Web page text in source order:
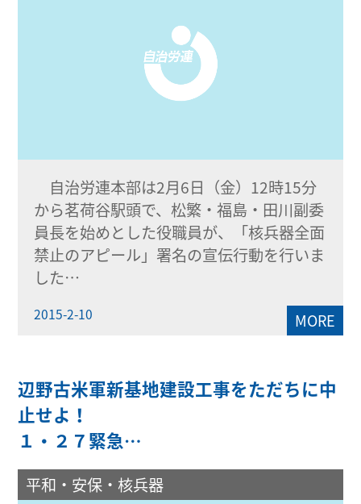
自治労連本部は2月6日（金）12時15分
から茗荷谷駅頭で、松繁・福島・田川副委
員長を始めとした役職員が、「核兵器全面
禁止のアピール」署名の宣伝行動を行いま
した…
2015-2-10 MORE
辺野古米軍新基地建設工事をただちに中
止せよ！
１・２７緊急…
平和・安保・核兵器